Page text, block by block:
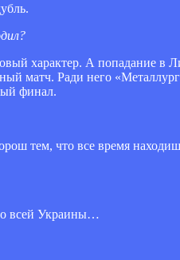
характер. А попадание в
матч. Ради него
финал.
тем, что все время
всей Украины…